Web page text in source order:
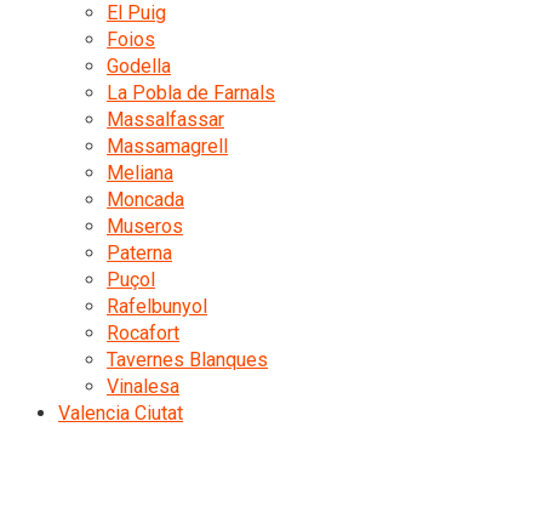
El Puig
Foios
Godella
La Pobla de Farnals
Massalfassar
Massamagrell
Meliana
Moncada
Museros
Paterna
Puçol
Rafelbunyol
Rocafort
Tavernes Blanques
Vinalesa
Valencia Ciutat